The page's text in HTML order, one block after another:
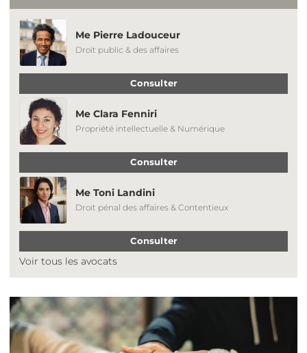
Me Pierre Ladouceur
Droit public & des affaires
Consulter
Me Clara Fenniri
Propriété intellectuelle & Numérique
Consulter
Me Toni Landini
Droit pénal des affaires & Contentieux
Consulter
Voir tous les avocats